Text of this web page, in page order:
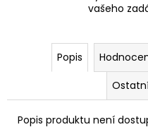
vašeho
Popis
Popis produktu není